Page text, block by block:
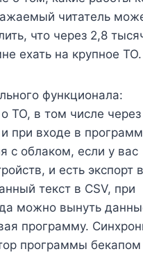
читатель
что через 2,8
ехать на крупное ТО.
функционала:
ТО, в том числе через
при входе в
с облаком, если у вас
и есть экспорт в
текст в CSV, при
можно вынуть
программу.
программы бекапом